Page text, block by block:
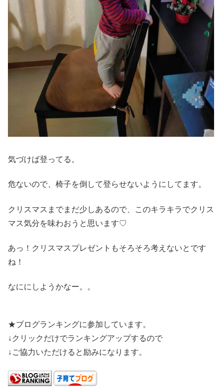
気づけば登ってる。
危ないので、椅子を倒して登らせないようにしてます。
クリスマスまでまだ少しあるので、このキラキラでクリス
マス気分を味わおうと思います♡
あっ！クリスマスプレゼントもそろそろ考えないとです
ね！
なににしようかなー。。
★ブログランキングに参加しています。
↓クリックだけでランキングアップするので
↓ご協力いただけると励みになります。